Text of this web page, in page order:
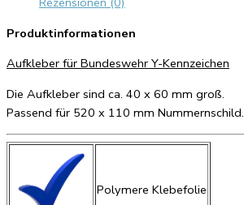
Produktinformationen
Aufkleber für Bundeswehr Y-Kennzeichen
Die Aufkleber sind ca. 40 x 60 mm groß.
Passend für 520 x 110 mm Nummernschild.
Polymere Klebefolie